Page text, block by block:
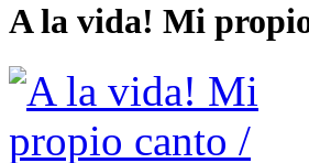
A la vida! Mi